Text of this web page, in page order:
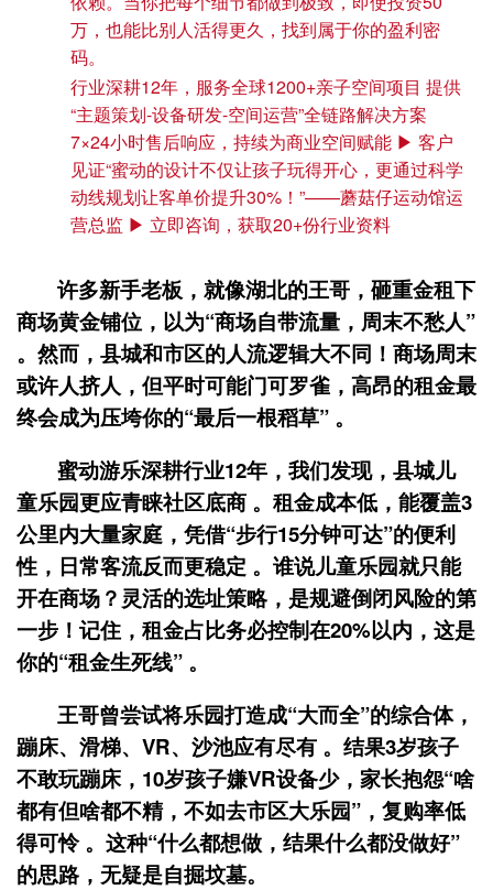
万，也能比别人活得更久，找到属于你的盈利密
码。
行业深耕12年，服务全球1200+亲子空间项目 提供
“主题策划-设备研发-空间运营”全链路解决方案
7×24小时售后响应，持续为商业空间赋能 ▶ 客户
见证“蜜动的设计不仅让孩子玩得开心，更通过科学
动线规划让客单价提升30%！”——蘑菇仔运动馆运
营总监 ▶ 立即咨询，获取20+份行业资料
许多新手老板，就像湖北的王哥，砸重金租下
商场黄金铺位，以为“商场自带流量，周末不愁人”
。然而，县城和市区的人流逻辑大不同！商场周末
或许人挤人，但平时可能门可罗雀，高昂的租金最
终会成为压垮你的“最后一根稻草” 。
蜜动游乐深耕行业12年，我们发现，县城儿
童乐园更应青睐社区底商 。租金成本低，能覆盖3
公里内大量家庭，凭借“步行15分钟可达”的便利
性，日常客流反而更稳定 。谁说儿童乐园就只能
开在商场？灵活的选址策略，是规避倒闭风险的第
一步！记住，租金占比务必控制在20%以内，这是
你的“租金生死线” 。
王哥曾尝试将乐园打造成“大而全”的综合体，
蹦床、滑梯、VR、沙池应有尽有 。结果3岁孩子
不敢玩蹦床，10岁孩子嫌VR设备少，家长抱怨“啥
都有但啥都不精，不如去市区大乐园”，复购率低
得可怜 。这种“什么都想做，结果什么都没做好”
的思路，无疑是自掘坟墓。